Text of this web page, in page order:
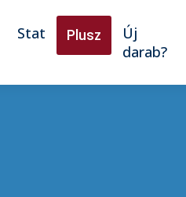
Stat Plusz
Új
darab?